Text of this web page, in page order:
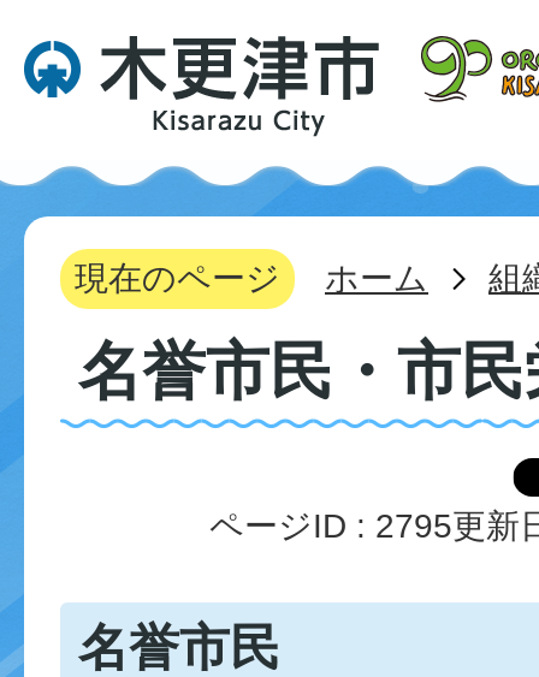
現在のページ ホーム 組
名誉市民・市
ページID : 2795更新
名誉市民